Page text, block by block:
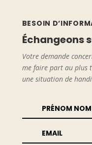
BESOIN
Échangeons
Votre demande
me faire part au plus
une situation de